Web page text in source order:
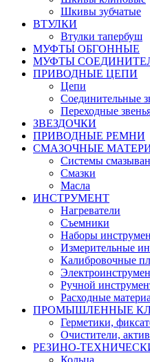
Шкивы зубчатые
ВТУЛКИ
Втулки тапербуш
МУФТЫ ОБГОННЫЕ
МУФТЫ
ПРИВОДНЫЕ ЦЕПИ
Цепи
Соединительные
Переходные
ЗВЕЗДОЧКИ
ПРИВОДНЫЕ РЕМНИ
СМАЗОЧНЫЕ
Системы
Смазки
Масла
ИНСТРУМЕНТ
Нагреватели
Съемники
Наборы
Измерительные
Калибровочные
Ручной
Расходные
ПРОМЫШЛЕННЫЕ
Герметики,
Очистители,
РЕЗИНО-
Кольца